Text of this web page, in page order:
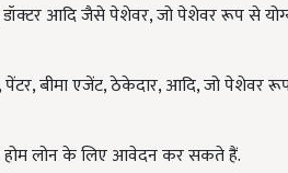
आदि जैसे पेशेवर, जो पेशेवर रूप से
पेंटर, बीमा एजेंट, ठेकेदार, आदि, जो पेशेवर
होम लोन के लिए आवेदन कर सकते हैं.